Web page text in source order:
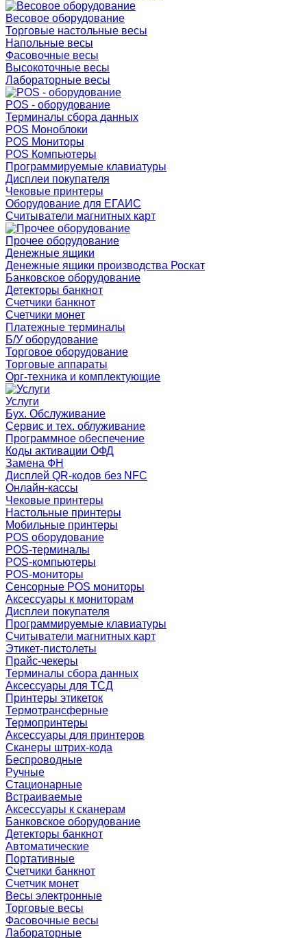
Весовое оборудование
Торговые настольные весы
Напольные весы
Фасовочные весы
Высокоточные весы
Лабораторные весы
POS - оборудование
Терминалы сбора данных
POS Моноблоки
POS Мониторы
POS Компьютеры
Программируемые клавиатуры
Дисплеи покупателя
Чековые принтеры
Оборудование для ЕГАИС
Считыватели магнитных карт
Прочее оборудование
Денежные ящики
Денежные ящики производства Роскат
Банковское оборудование
Детекторы банкнот
Счетчики банкнот
Счетчики монет
Платежные терминалы
Б/У оборудование
Торговое оборудование
Торговые аппараты
Орг-техника и комплектующие
Услуги
Бух. Обслуживание
Сервис и тех. облуживание
Программное обеспечение
Коды активации ОФД
Замена ФН
Дисплей QR-кодов без NFC
Онлайн-кассы
Чековые принтеры
Настольные принтеры
Мобильные принтеры
POS оборудование
POS-терминалы
POS-компьютеры
POS-мониторы
Сенсорные POS мониторы
Аксессуары к мониторам
Дисплеи покупателя
Программируемые клавиатуры
Считыватели магнитных карт
Этикет-пистолеты
Прайс-чекеры
Терминалы сбора данных
Аксессуары для ТСД
Принтеры этикеток
Термотрансферные
Термопринтеры
Аксессуары для принтеров
Сканеры штрих-кода
Беспроводные
Ручные
Стационарные
Встраиваемые
Аксессуары к сканерам
Банковское оборудование
Детекторы банкнот
Автоматические
Портативные
Счетчики банкнот
Счетчик монет
Весы электронные
Торговые весы
Фасовочные весы
Лабораторные